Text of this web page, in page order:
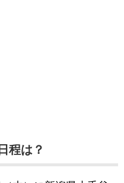
程は？